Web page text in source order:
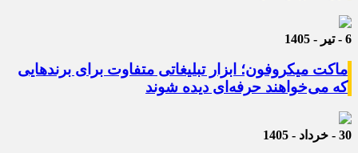
6 - تیر - 1405
ماکت میکروفون؛ ابزار تبلیغاتی متفاوت برای برندهایی
که می‌خواهند حرفه‌ای دیده شوند
30 - خرداد - 1405